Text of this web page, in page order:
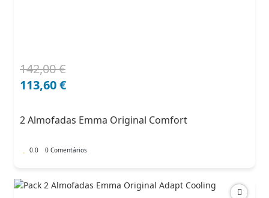
142,00€
O
preço
142,00 €.
113,60€
O
preço
113,60 €.
2 Almofadas Emma Original Comfort
0.0 0 Comentários